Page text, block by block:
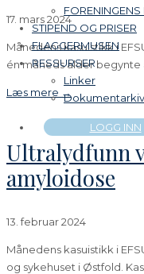
FORENINGENS
STIPEND OG PRISER
FLAGGERMUSEN
RESSURSER
Linker
Dokumentarkiv
LOGG INN
17. mars 2024
Månedens kasuistikk i
én måneds alder begynte
Læs mere →
Ultralydfunn
amyloidose
13. februar 2024
Månedens kasuistikk i
og sykehuset i Østfold.